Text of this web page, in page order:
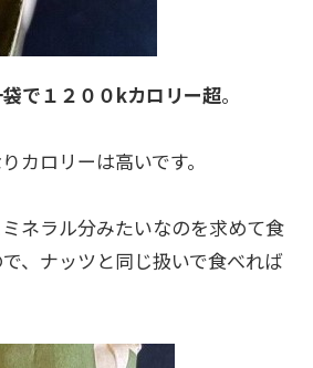
で１２００kカロリー超。
カロリーは高いです。
ネラル分みたいなのを求めて食
、ナッツと同じ扱いで食べれば